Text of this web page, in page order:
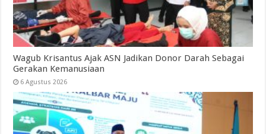
Wagub Krisantus Ajak ASN Jadikan Donor Darah Sebagai
Gerakan Kemanusiaan
6 Agustus 2026